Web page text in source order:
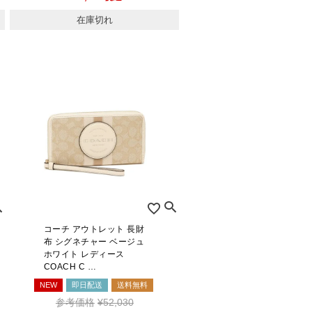
在庫切れ
コーチ アウトレット 長財
布 シグネチャー ベージュ
ホワイト レディース
COACH C …
NEW 即日配送 送料無料
参考価格 ¥52,030